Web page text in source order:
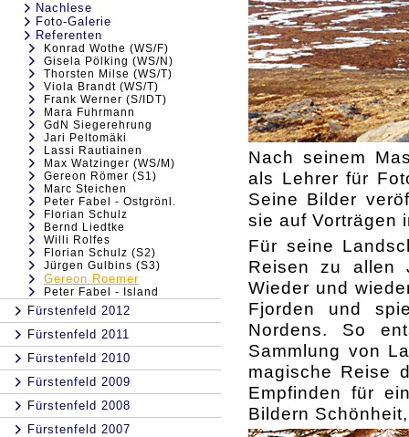
Nachlese
Foto-Galerie
Referenten
Konrad Wothe (WS/F)
Gisela Pölking (WS/N)
Thorsten Milse (WS/T)
Viola Brandt (WS/T)
Frank Werner (S/IDT)
Mara Fuhrmann
GdN Siegerehrung
Jari Peltomäki
Lassi Rautiainen
Max Watzinger (WS/M)
Gereon Römer (S1)
Marc Steichen
Peter Fabel - Ostgrönl.
Florian Schulz
Bernd Liedtke
Willi Rolfes
Florian Schulz (S2)
Jürgen Gulbins (S3)
Gereon Roemer
Peter Fabel - Island
Fürstenfeld 2012
Fürstenfeld 2011
Fürstenfeld 2010
Fürstenfeld 2009
Fürstenfeld 2008
Fürstenfeld 2007
Nach seinem
als Lehrer für
Seine Bilder
sie auf Vorträgen
Für seine
Reisen zu allen
Wieder und
Fjorden und
Nordens. So
Sammlung von
magische Reise
Empfinden für
Bildern